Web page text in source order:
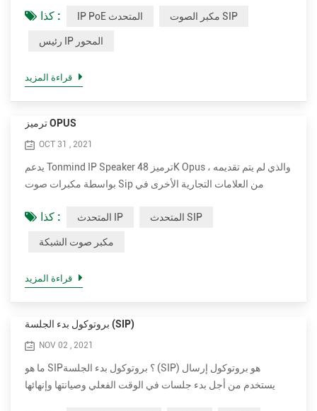
PoE. • دعم المزيد من الترميز لتحسين جودة الصوت ، بما في ذلك
OPUS ， MP1 / MP2 / MP3 ... إلخ. • قوة تصنيف أعلى تصل إلى
30 واط للحصول على صوت واضح وعالي. إنها 15 وات و 30 وات
كذا : IP PoE المتحدث مكبر الصوت SIP
رئيس IP المحور
قراءة المزيد
ترميز OPUS
OCT 31 , 2021
يدعم Tonmind IP Speaker ترميز 48K Opus ، والذي لم يتم تقديمه
بواسطة مكبرات صوت Sip من العلامات التجارية الأخرى في
الترددي إلى أقصى حد مع ضمان جودة صوت عالية للغاية. Opus هو
تنسيق ترميز صوتي طورته مؤسسة Xiph.Org Foundation ، وهو
مصمم لترميز الكلام والصوت العام بكفاءة في تنسيق واحد ، مع
كذا : المتحدث IP المتحدث SIP
مكبر صوت الشبكة
قراءة المزيد
بروتوكول بدء الجلسة (SIP)
NOV 02 , 2021
ما هو SIP؟ بروتوكول بدء الجلسة (SIP) هو بروتوكول إرسال
يستخدم من أجل بدء جلسات في الوقت الفعلي وصيانتها وإنهائها